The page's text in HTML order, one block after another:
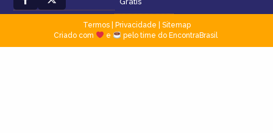
Termos| Privacidade
Sitemap
Criado com
e pelo time do EncontraBrasil